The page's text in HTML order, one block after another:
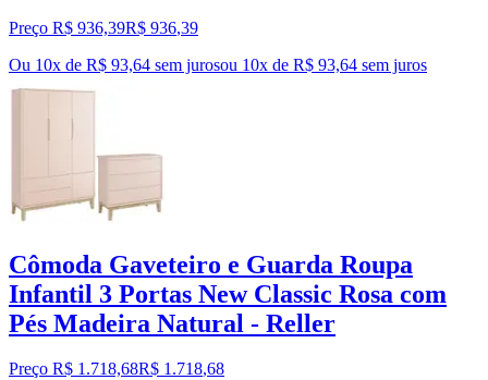
Preço R$ 936,39R$ 936,39
Ou 10x de R$ 93,64 sem jurosou 10x de R$ 93,64 sem juros
Cômoda Gaveteiro e Guarda Roupa
Infantil 3 Portas New Classic Rosa com
Pés Madeira Natural - Reller
Preço R$ 1.718,68R$ 1.718,68